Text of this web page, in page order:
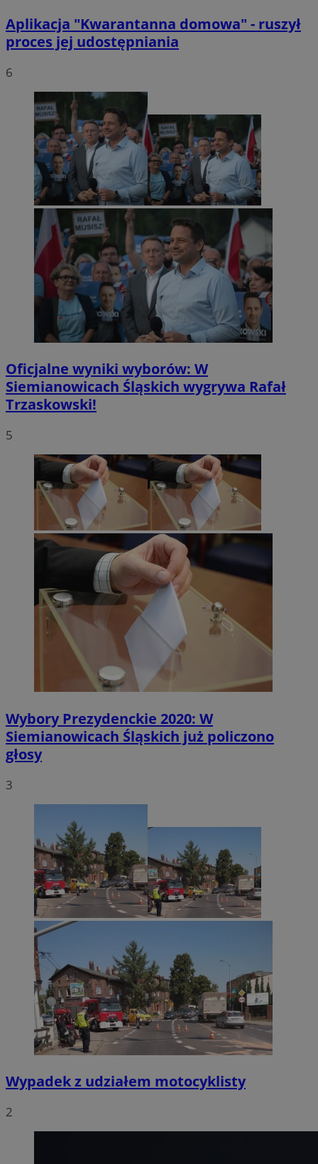
Aplikacja "Kwarantanna domowa" - ruszył
proces jej udostępniania
6
Oficjalne wyniki wyborów: W
Siemianowicach Śląskich wygrywa Rafał
Trzaskowski!
5
Wybory Prezydenckie 2020: W
Siemianowicach Śląskich już policzono
głosy
3
Wypadek z udziałem motocyklisty
2